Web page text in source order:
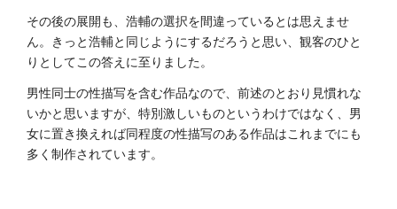
その後の展開も、浩輔の選択を間違っているとは思えませ
ん。きっと浩輔と同じようにするだろうと思い、観客のひと
りとしてこの答えに至りました。
男性同士の性描写を含む作品なので、前述のとおり見慣れな
いかと思いますが、特別激しいものというわけではなく、男
女に置き換えれば同程度の性描写のある作品はこれまでにも
多く制作されています。